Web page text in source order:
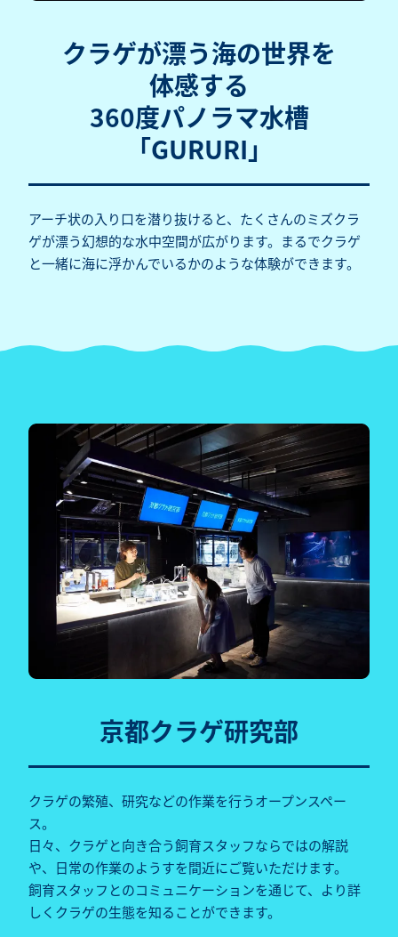
クラゲが漂う海の世界を
体感する
360度パノラマ水槽
「GURURI」
アーチ状の入り口を潜り抜けると、たくさんのミズクラ
ゲが漂う幻想的な水中空間が広がります。まるでクラゲ
と一緒に海に浮かんでいるかのような体験ができます。
京都クラゲ研究部
クラゲの繁殖、研究などの作業を行うオープンスペー
ス。
日々、クラゲと向き合う飼育スタッフならではの解説
や、日常の作業のようすを間近にご覧いただけます。
飼育スタッフとのコミュニケーションを通じて、より詳
しくクラゲの生態を知ることができます。